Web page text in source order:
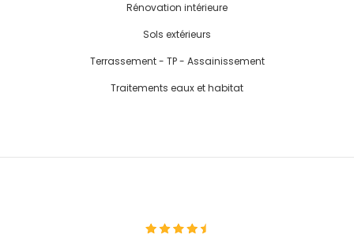
Rénovation intérieure
Sols extérieurs
Terrassement - TP - Assainissement
Traitements eaux et habitat